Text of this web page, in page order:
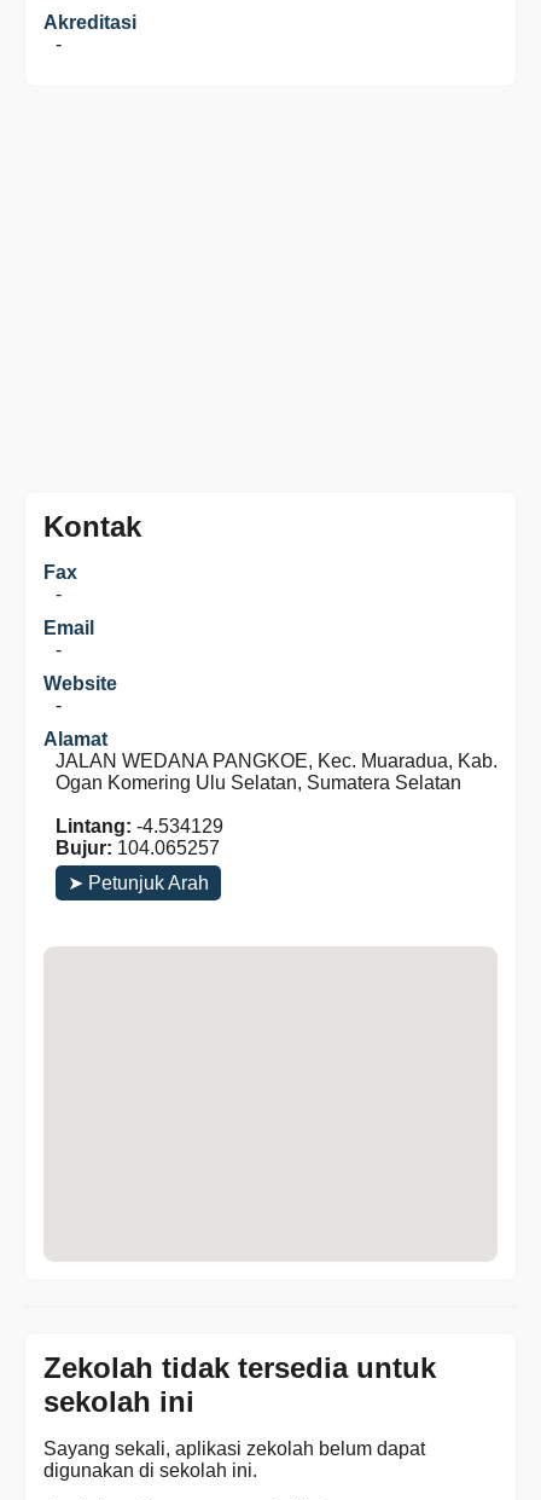
Akreditasi
-
Kontak
Fax
-
Email
-
Website
-
Alamat
JALAN WEDANA PANGKOE, Kec. Muaradua, Kab.
Ogan Komering Ulu Selatan, Sumatera Selatan
Lintang: -4.534129
Bujur: 104.065257
➤ Petunjuk Arah
Zekolah tidak tersedia untuk
sekolah ini
Sayang sekali, aplikasi zekolah belum dapat
digunakan di sekolah ini.